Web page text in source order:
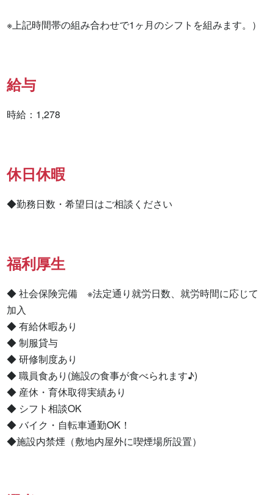
※上記時間帯の組み合わせで1ヶ月のシフトを組みます。）
給与
時給：1,278
休日休暇
◆勤務日数・希望日はご相談ください
福利厚生
◆ 社会保険完備　※法定通り就労日数、就労時間に応じて
加入
◆ 有給休暇あり
◆ 制服貸与
◆ 研修制度あり
◆ 職員食あり(施設の食事が食べられます♪)
◆ 産休・育休取得実績あり
◆ シフト相談OK
◆ バイク・自転車通勤OK！
◆施設内禁煙（敷地内屋外に喫煙場所設置）